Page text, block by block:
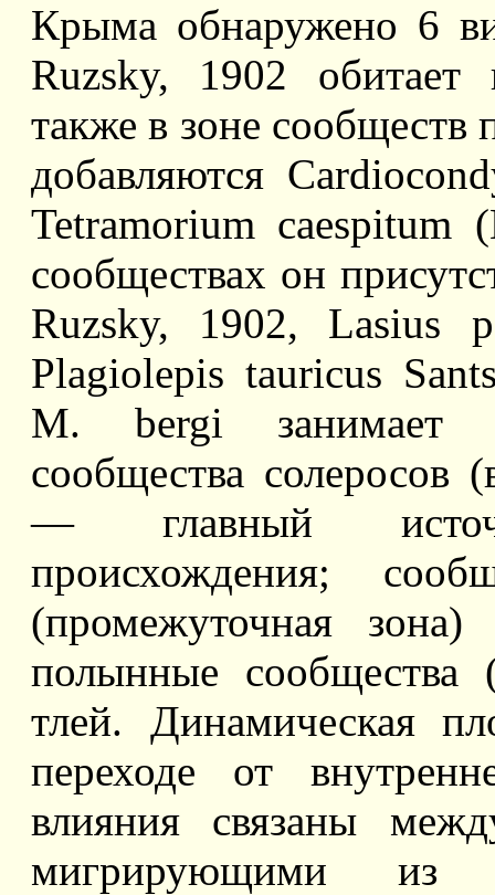
Крыма обнаружено 6
Ruzsky, 1902 обитает
также в зоне сообществ
добавляются
Tetramorium caespitum
сообществах он
Ruzsky, 1902, Lasius
Plagiolepis tauricus
M. bergi занимает
сообщества солеросов
— главный
происхождения;
(промежуточная
полынные сообщества
тлей. Динамическая
переходе от
влияния связаны
мигрирующими из